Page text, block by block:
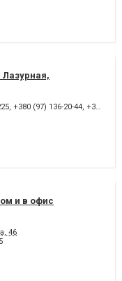
, +380 (97) 136-20-44, +380 (93) 722-62-13
и в офис
46